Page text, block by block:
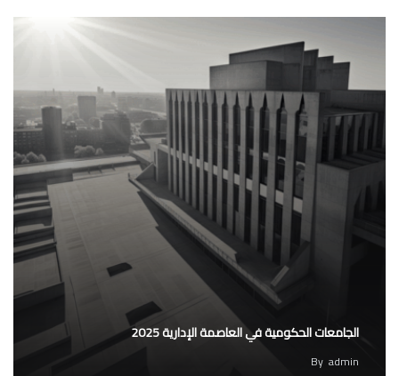
الجامعات الحكومية في العاصمة الإدارية 2025
By admin